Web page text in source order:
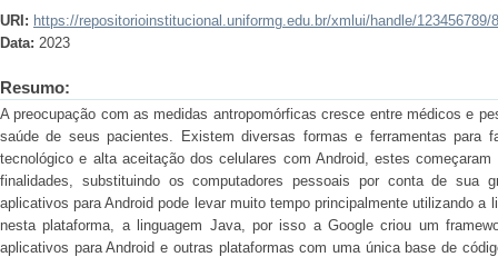
URI: https://repositorioinstitucional.uniformg.edu.br/xmlui/handle/123456789/
Data: 2023
Resumo:
A preocupação com as medidas antropomórficas cresce entre médicos e
saúde de seus pacientes. Existem diversas formas e ferramentas para
tecnológico e alta aceitação dos celulares com Android, estes
finalidades, substituindo os computadores pessoais por conta de sua
aplicativos para Android pode levar muito tempo principalmente utilizando a
nesta plataforma, a linguagem Java, por isso a Google criou um
aplicativos para Android e outras plataformas com uma única base de